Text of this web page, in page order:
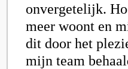
onvergetelijk.
meer woont en
dit door het
mijn team